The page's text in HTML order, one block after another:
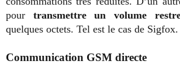
pour transmettre un volume
quelques octets. Tel est le cas de Sigfox.
Communication GSM directe